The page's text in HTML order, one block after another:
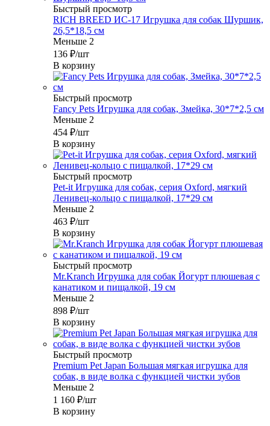
Быстрый просмотр
RICH BREED ИС-17 Игрушка для собак Шуршик,
26,5*18,5 см
Меньше 2
136 ₽/шт
В корзину
Быстрый просмотр
Fancy Pets Игрушка для собак, Змейка, 30*7*2,5 см
Меньше 2
454 ₽/шт
В корзину
Быстрый просмотр
Pet-it Игрушка для собак, серия Oxford, мягкий
Ленивец-кольцо с пищалкой, 17*29 см
Меньше 2
463 ₽/шт
В корзину
Быстрый просмотр
Mr.Kranch Игрушка для собак Йогурт плюшевая с
канатиком и пищалкой, 19 см
Меньше 2
898 ₽/шт
В корзину
Быстрый просмотр
Premium Pet Japan Большая мягкая игрушка для
собак, в виде волка с функцией чистки зубов
Меньше 2
1 160 ₽/шт
В корзину